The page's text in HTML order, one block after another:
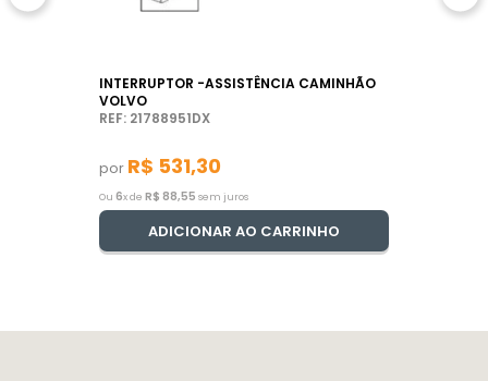
INTERRUPTOR -ASSISTÊNCIA CAMINHÃO
VOLVO
REF: 21788951DX
por R$ 531,30
Ou 6x de R$ 88,55 sem juros
ADICIONAR AO CARRINHO